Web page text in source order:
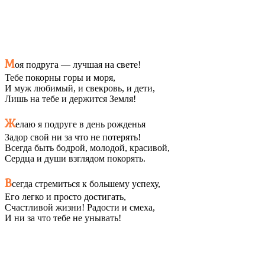
Моя подруга — лучшая на свете!
Тебе покорны горы и моря,
И муж любимый, и свекровь, и дети,
Лишь на тебе и держится Земля!
Желаю я подруге в день рожденья
Задор свой ни за что не потерять!
Всегда быть бодрой, молодой, красивой,
Сердца и души взглядом покорять.
Всегда стремиться к большему успеху,
Его легко и просто достигать,
Счастливой жизни! Радости и смеха,
И ни за что тебе не унывать!